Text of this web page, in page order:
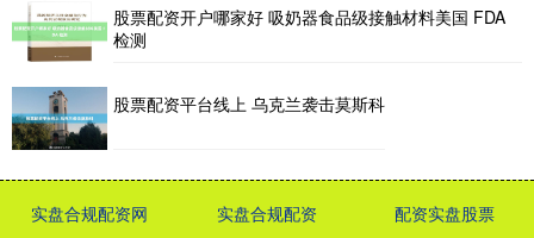
股票配资开户哪家好 吸奶器食品级接触材料美国 FDA
检测
股票配资平台线上 乌克兰袭击莫斯科
实盘合规配资网 实盘合规配资 配资实盘股票